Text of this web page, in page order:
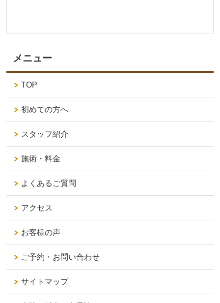
メニュー
TOP
初めての方へ
スタッフ紹介
施術・料金
よくあるご質問
アクセス
お客様の声
ご予約・お問い合わせ
サイトマップ